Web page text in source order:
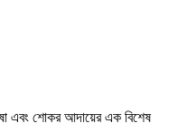
এবং শোকর আদায়ের এক বিশেষ